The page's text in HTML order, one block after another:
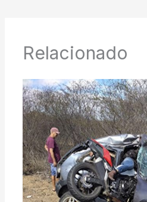
Relacionado